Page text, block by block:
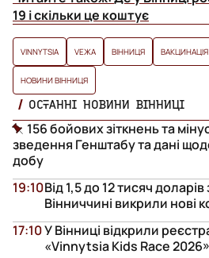
19 і скільки це коштує
VINNYTSIA VЕЖА ВІННИЦЯ ВАКЦИНАЦІЯ
НОВИНИ ВІННИЦЯ
ОСТАННІ НОВИНИ ВІННИЦІ
156 бойових зіткнень та
зведення Генштабу та дані
добу
Від 1,5 до 12 тисяч
Вінниччині викрили нові
19:10
У Вінниці відкрили
«Vinnytsia Kids Race 2026»
17:10